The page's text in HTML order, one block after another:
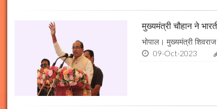
मुख्यमंत्री चौहान ने
भोपाल। मुख्यमंत्री
09-Oct-2023